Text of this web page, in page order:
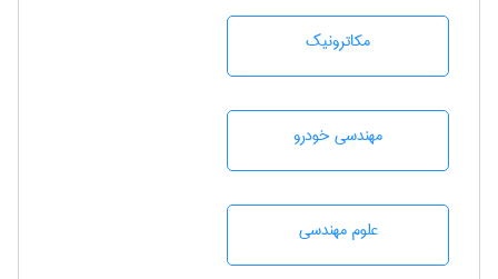
مکاترونیک
مهندسی خودرو
علوم مهندسی